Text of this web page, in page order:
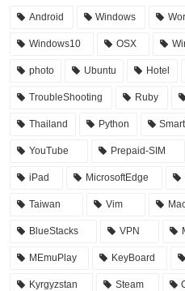
Android Windows
Windows10 OSX
photo Ubuntu Hotel
TroubleShooting Ruby
Thailand Python
YouTube Prepaid-SIM
iPad MicrosoftEdge
Taiwan Vim
BlueStacks VPN
MEmuPlay KeyBoard
Kyrgyzstan Steam